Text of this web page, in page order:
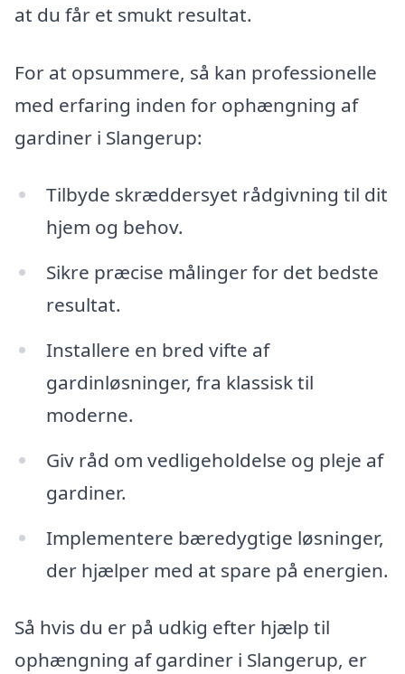
at du får et smukt resultat.
For at opsummere, så kan professionelle
med erfaring inden for ophængning af
gardiner i Slangerup:
Tilbyde skræddersyet rådgivning til dit
hjem og behov.
Sikre præcise målinger for det bedste
resultat.
Installere en bred vifte af
gardinløsninger, fra klassisk til
moderne.
Giv råd om vedligeholdelse og pleje af
gardiner.
Implementere bæredygtige løsninger,
der hjælper med at spare på energien.
Så hvis du er på udkig efter hjælp til
ophængning af gardiner i Slangerup, er